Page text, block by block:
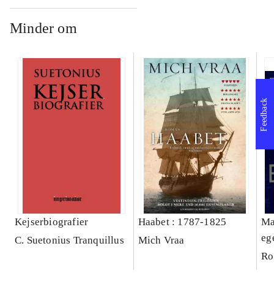
Minder om
Kejserbiografier
C. Suetonius Tranquillus
Haabet : 1787-1825
Mich Vraa
Feedback